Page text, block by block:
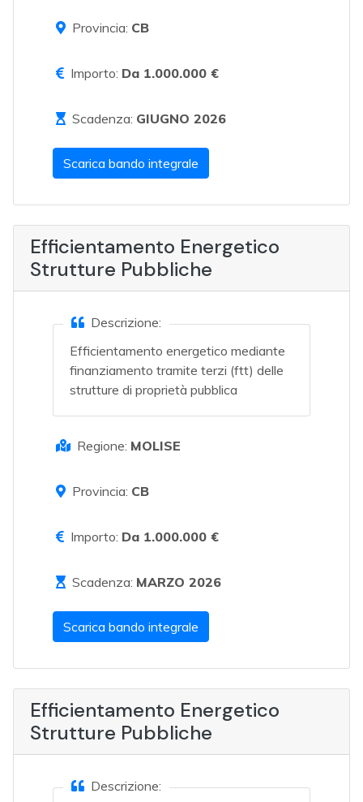
Provincia: CB
Importo: Da 1.000.000 €
Scadenza: GIUGNO 2026
Scarica bando integrale
Efficientamento Energetico
Strutture Pubbliche
Descrizione:
Efficientamento energetico mediante
finanziamento tramite terzi (ftt) delle
strutture di proprietà pubblica
Regione: MOLISE
Provincia: CB
Importo: Da 1.000.000 €
Scadenza: MARZO 2026
Scarica bando integrale
Efficientamento Energetico
Strutture Pubbliche
Descrizione: